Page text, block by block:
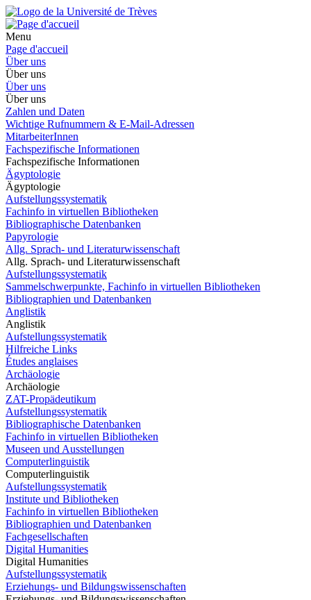
Menu
Page d'accueil
Über uns
Über uns
Über uns
Über uns
Zahlen und Daten
Wichtige Rufnummern & E-Mail-Adressen
MitarbeiterInnen
Fachspezifische Informationen
Fachspezifische Informationen
Ägyptologie
Ägyptologie
Aufstellungssystematik
Fachinfo in virtuellen Bibliotheken
Bibliographische Datenbanken
Papyrologie
Allg. Sprach- und Literaturwissenschaft
Allg. Sprach- und Literaturwissenschaft
Aufstellungssystematik
Sammelschwerpunkte, Fachinfo in virtuellen Bibliotheken
Bibliographien und Datenbanken
Anglistik
Anglistik
Aufstellungssystematik
Hilfreiche Links
Études anglaises
Archäologie
Archäologie
ZAT-Propädeutikum
Aufstellungssystematik
Bibliographische Datenbanken
Fachinfo in virtuellen Bibliotheken
Museen und Ausstellungen
Computerlinguistik
Computerlinguistik
Aufstellungssystematik
Institute und Bibliotheken
Fachinfo in virtuellen Bibliotheken
Bibliographien und Datenbanken
Fachgesellschaften
Digital Humanities
Digital Humanities
Aufstellungssystematik
Erziehungs- und Bildungswissenschaften